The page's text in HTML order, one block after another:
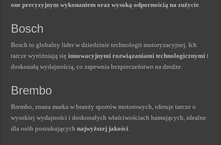
one precyzyjnym wykonaniem oraz wysoką odpornością na zużycie.
Bosch
Bosch to globalny lider w dziedzinie technologii motoryzacyjnej. Ich
tarcze wyróżniają sięinnowacyjnymi rozwiązaniami technologicznymi i
doskonałą wydajnością, co zapewnia bezpieczeństwo na drodze.
Brembo
Brembo, znana marka w branży sportów motorowych, oferuje tarcze o
wysokiej wydajności i doskonałych właściwościach hamujących, idealne
dla osób poszukującychnajwyższej jakości.